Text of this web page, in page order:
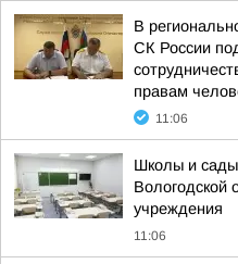
В
СК России
правам
11:06
Школы и
Вологодской
учреждения
11:06